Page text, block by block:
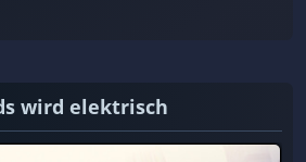
wird elektrisch